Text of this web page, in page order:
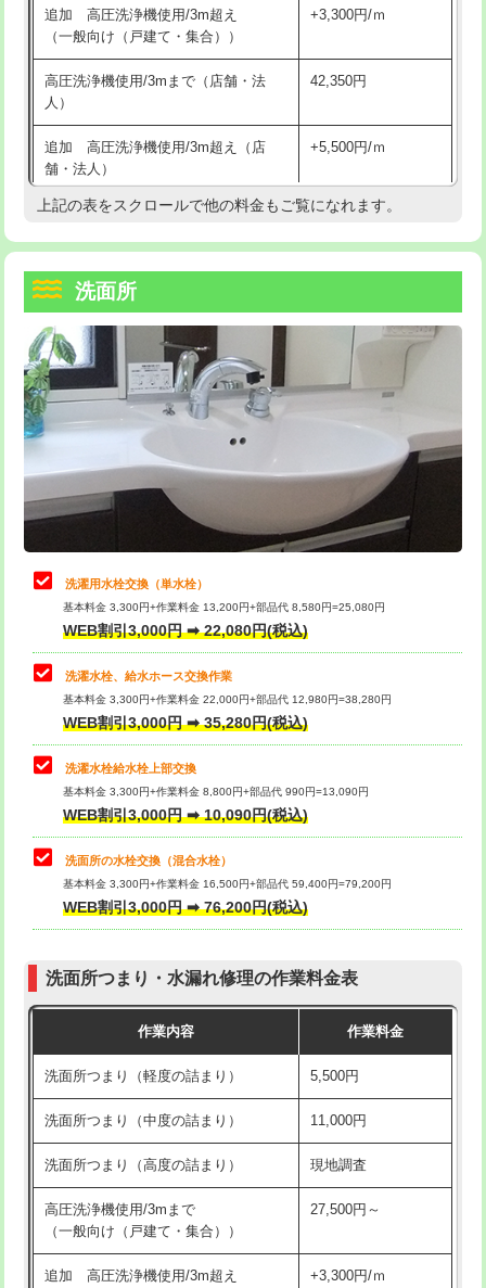
マス交換（深さ50㎝以上） 66,000円
コンクリート斫り（厚さ10㎝まで） 27,500円
コンクリート斫り（厚さ10㎝超え）
モルタル補修（厚さ10㎝まで）
モルタル補修（厚さ10㎝超え） 38,500円
洗面台設置 38,500円
追加人工
廃棄・処分 現場見積
※給水管工事は20mmまでの価格です。
持込商品取付（混合水栓） 16,500円
給水管工事※（ホール加工)
給水管工事※（バンド止め) 3,300円
給水管工事※（支持金具設置) 5,500円
給水管工事※（保温材使用（バンド止
め込み）)
5,500円
給水管工事※（土の掘削・埋め戻し作
業)
11,000円
給水管工事※（塩ビ管（VP・HI）使
用/3ｍまで)
33,000円
給水管工事※（塩ビ管（VP・HI）使
用（追加）/3ｍ超え)
給水管工事※（ライニング鋼管・銅
管・ポリ管・HT管使用/3ｍまで)
44,000円
給水管工事※（ライニング鋼管・銅
管・ポリ管・HT管使用/3ｍ超え)
排水管工事（土の掘削・埋め戻し作
業）
排水管工事（排水管工事/3ｍまで） 55,000円
排水管工事（追加 排水管工事/3ｍ超
え）
マス交換（土の掘削・埋め戻し作業）
マス交換（深さ50㎝未満）
マス交換（深さ50㎝以上）
モルタル補修（厚さ10㎝まで） 27,500円
モルタル補修（厚さ10㎝超え） 38,500円
洗面台設置 38,500円
バスタブ設置 現場見積
追加人工 16,500円
廃棄・処分
追加 高圧洗浄機使用/3m超え
（一般向け（戸建て・集合））
+3,300円/ｍ
高圧洗浄機使用/3mまで（店舗・法
人）
42,350円
追加 高圧洗浄機使用/3m超え（店
舗・法人）
+5,500円/ｍ
高度高圧洗浄換 現地調査
トーラー機使用/3mまで
追加トーラー機使用/3m超え +3,300円
カメラ調査 33,000円
桝清掃
止水・漏水調査・防水処理・清掃・修
理・調整・分解・加工など（軽作業）
11,000円
止水・漏水調査・防水処理・清掃・修
理・調整・分解・加工など（中作業）
22,000円
止水・漏水調査・防水処理・清掃・修
理・調整・分解・加工など（重作業）
33,000円
キッチンタンク脱着
その他部品の脱着
交換・取付（タンク）
交換・取付(単水栓（壁付・デッキ
式）)
交換・取付(混合水栓（壁付・デッキ
式・ワンホール）)
16,500円+材料費
（P/S/ポップアップ））
交換・取付（その他部品） 11,000円+材料費
持込商品取付（単水栓） 13,200円
持込商品取付（混合水栓） 16,500円
持込商品取付（浄水器・分岐水栓） 16,500円
給水管工事※（ホール加工) 16,500円
給水管工事※（バンド止め)
給水管工事※（支持金具設置) 5,500円
上記の表をスクロールで他の料金もご覧になれます。
洗面所
洗濯用水栓交換（単水栓）
基本料金 3,300円+作業料金 13,200円+部品代 8,580円=25,080円
WEB割引3,000円 ➡ 22,080円(税込)
洗濯水栓、給水ホース交換作業
基本料金 3,300円+作業料金 22,000円+部品代 12,980円=38,280円
WEB割引3,000円 ➡ 35,280円(税込)
洗濯水栓給水栓上部交換
基本料金 3,300円+作業料金 8,800円+部品代 990円=13,090円
WEB割引3,000円 ➡ 10,090円(税込)
洗面所の水栓交換（混合水栓）
基本料金 3,300円+作業料金 16,500円+部品代 59,400円=79,200円
WEB割引3,000円 ➡ 76,200円(税込)
洗面所つまり・水漏れ修理の作業料金表
作業内容 作業料金
洗面所つまり（軽度の詰まり） 5,500円
洗面所つまり（中度の詰まり） 11,000円
洗面所つまり（高度の詰まり） 現地調査
高圧洗浄機使用/3mまで
（一般向け（戸建て・集合））
27,500円～
追加 高圧洗浄機使用/3m超え
+3,300円/ｍ